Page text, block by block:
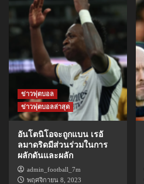
ข่าวฟุตบอล
ข่าวฟุตบอลล่าสุด
อันโตนิโอจะถูกแบน เรอั
ลมาดริดมีส่วนร่วมในการ
ผลักดันและผลัก
admin_football_7m
พฤศจิกายน 8, 2023